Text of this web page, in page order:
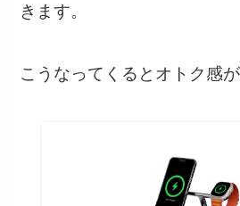
きます。
こうなってくるとオトク感が